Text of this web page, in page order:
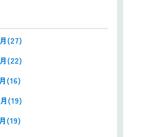
(27)
(22)
(16)
(19)
(19)